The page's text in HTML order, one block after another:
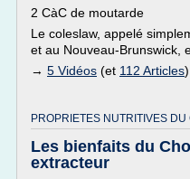
2 CàC de moutarde
Le coleslaw, appelé
et au Nouveau-Brunswick,
→ 5 Vidéos (et 112 Articles
PROPRIETES NUTRITIVES
Les bienfaits du
extracteur